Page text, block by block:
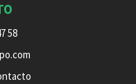
58